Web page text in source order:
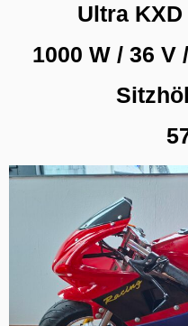
Ultra
1000 W / 36 V